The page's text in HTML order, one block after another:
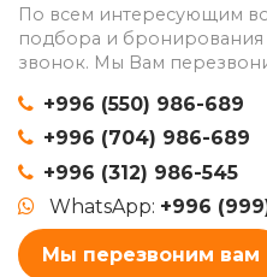
По всем интересующим
подбора и бронирования
звонок. Мы Вам
+996 (550) 986-689
+996 (704) 986-689
+996 (312) 986-545
WhatsApp: +996
Мы перезвоним вам